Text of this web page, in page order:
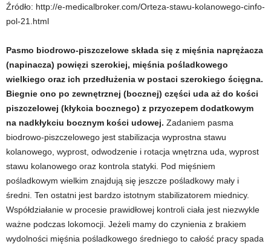
Źródło: http://e-medicalbroker.com/Orteza-stawu-kolanowego-cinfo-
pol-21.html
Pasmo biodrowo-piszczelowe składa się z mięśnia naprężacza
(napinacza) powięzi szerokiej, mięśnia pośladkowego
wielkiego oraz ich przedłużenia w postaci szerokiego ścięgna.
Biegnie ono po zewnętrznej (bocznej) części uda aż do kości
piszczelowej (kłykcia bocznego) z przyczepem dodatkowym
na nadkłykciu bocznym kości udowej. Zadaniem pasma
biodrowo-piszczelowego jest stabilizacja wyprostna stawu
kolanowego, wyprost, odwodzenie i rotacja wnętrzna uda, wyprost
stawu kolanowego oraz kontrola statyki. Pod mięśniem
pośladkowym wielkim znajdują się jeszcze pośladkowy mały i
średni. Ten ostatni jest bardzo istotnym stabilizatorem miednicy.
Współdziałanie w procesie prawidłowej kontroli ciała jest niezwykle
ważne podczas lokomocji. Jeżeli mamy do czynienia z brakiem
wydolności mięśnia pośladkowego średniego to całość pracy spada